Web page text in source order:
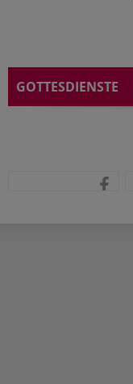
GOTTESDIENSTE